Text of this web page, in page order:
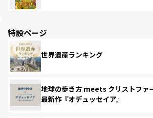
特設ページ
世界遺産ランキング
地球の歩き方 meets クリストファ
最新作『オデュッセイア』